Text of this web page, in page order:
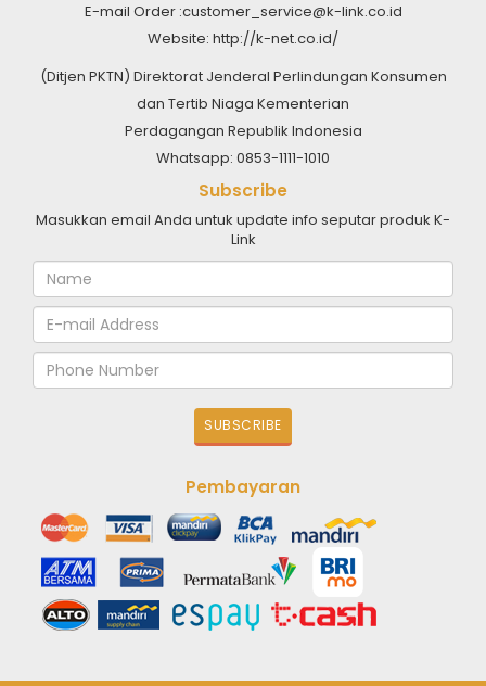
E-mail Order :customer_service@k-link.co.id
Website: http://k-net.co.id/
(Ditjen PKTN) Direktorat Jenderal Perlindungan Konsumen
dan Tertib Niaga Kementerian
Perdagangan Republik Indonesia
Whatsapp: 0853-1111-1010
Subscribe
Masukkan email Anda untuk update info seputar produk K-
Link
Pembayaran